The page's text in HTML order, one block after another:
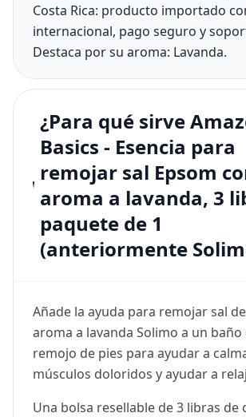
Costa Rica: producto importado
internacional, pago seguro y
Destaca por su aroma: Lavanda.
¿Para qué sirve
Basics - Esencia para
remojar sal Epsom
aroma a lavanda, 3
paquete de 1
(anteriormente
Añade la ayuda para remojar sal
aroma a lavanda Solimo a un baño
remojo de pies para ayudar a
músculos doloridos y ayudar a
Una bolsa resellable de 3 libras de